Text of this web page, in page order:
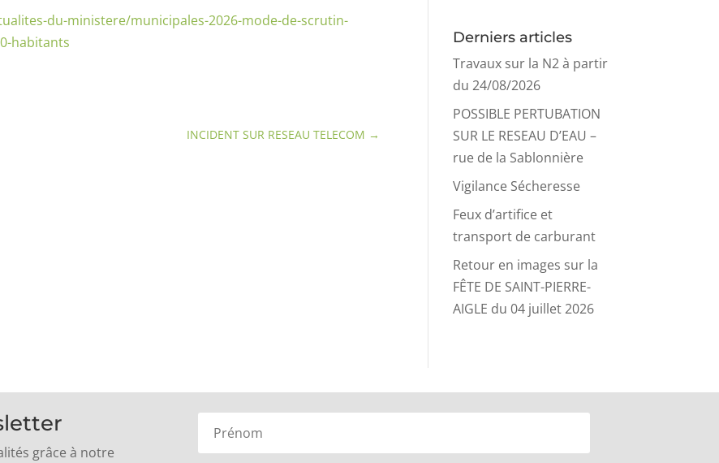
du-ministere/municipales-2026-mode-de-scrutin-
habitants
INCIDENT SUR RESEAU TELECOM →
Derniers articles
Travaux sur la N2 à partir
du 24/08/2026
POSSIBLE PERTUBATION
SUR LE RESEAU D’EAU –
rue de la Sablonnière
Vigilance Sécheresse
Feux d’artifice et
transport de carburant
Retour en images sur la
FÊTE DE SAINT-PIERRE-
AIGLE du 04 juillet 2026
grâce à notre